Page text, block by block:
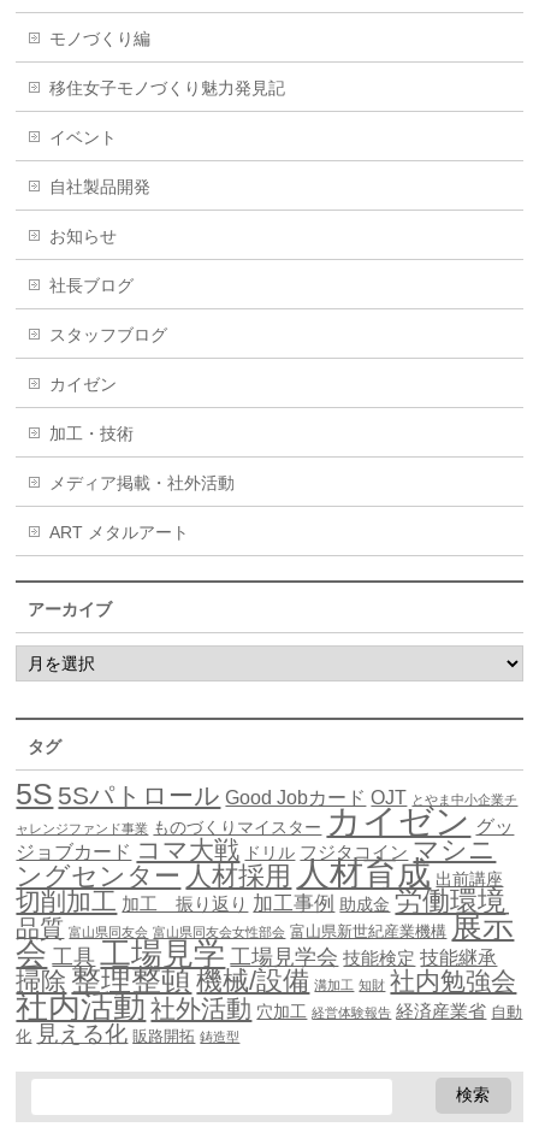
モノづくり編
移住女子モノづくり魅力発見記
イベント
自社製品開発
お知らせ
社長ブログ
スタッフブログ
カイゼン
加工・技術
メディア掲載・社外活動
ART メタルアート
アーカイブ
タグ
5S 5Sパトロール Good Jobカード OJT とやま中小企業チ
ャレンジファンド事業 ものづくりマイスター カイゼン グッ
ジョブカード コマ大戦 ドリル フジタコイン マシニ
ングセンター 人材採用 人材育成 出前講座
切削加工 加工 振り返り 加工事例 助成金 労働環境
品質 富山県同友会 富山県同友会女性部会 富山県新世紀産業機構 展示
会 工具 工場見学 工場見学会 技能検定 技能継承
掃除 整理整頓機械/設備 溝加工 知財 社内勉強会
社内活動社外活動 穴加工 経営体験報告 経済産業省 自動
化 見える化 販路開拓 鋳造型